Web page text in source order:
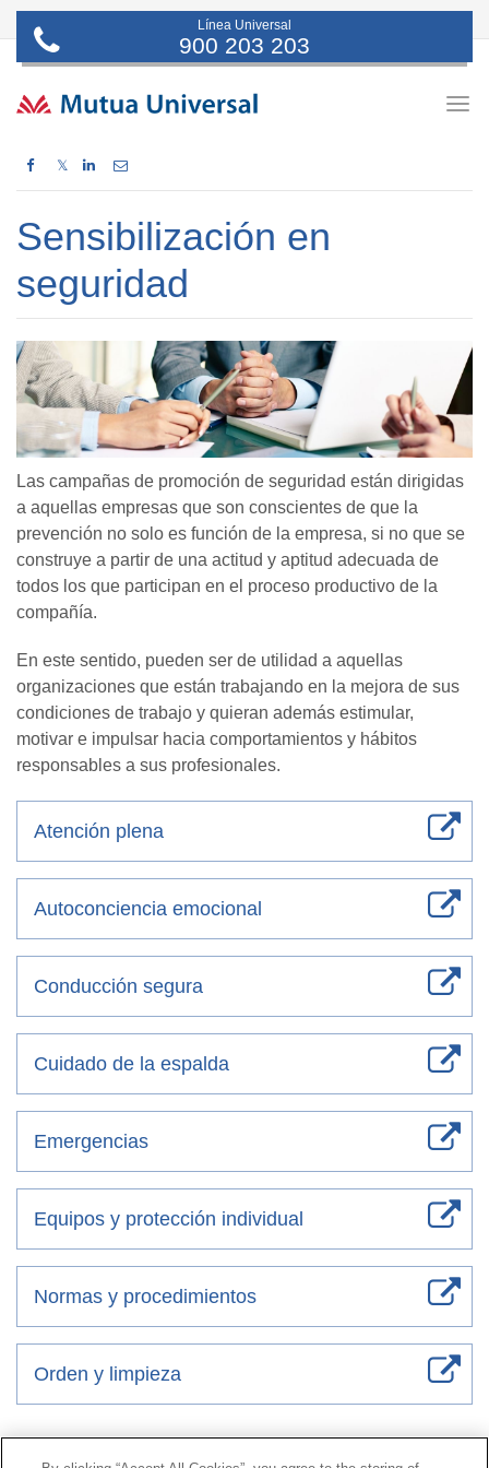
Línea Universal
900 203 203
𝕏
Sensibilización en
seguridad
Las campañas de promoción de seguridad están dirigidas
a aquellas empresas que son conscientes de que la
prevención no solo es función de la empresa, si no que se
construye a partir de una actitud y aptitud adecuada de
todos los que participan en el proceso productivo de la
compañía.
En este sentido, pueden ser de utilidad a aquellas
organizaciones que están trabajando en la mejora de sus
condiciones de trabajo y quieran además estimular,
motivar e impulsar hacia comportamientos y hábitos
responsables a sus profesionales.
Atención plena
Autoconciencia emocional
Conducción segura
Cuidado de la espalda
Emergencias
Equipos y protección individual
Normas y procedimientos
Orden y limpieza